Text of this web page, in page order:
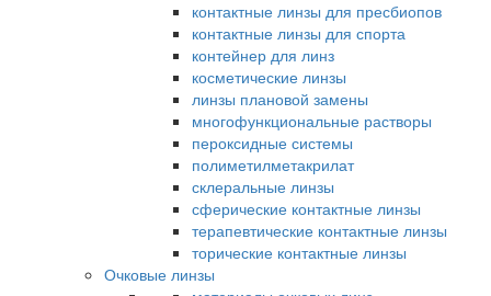
контактные линзы для пресбиопов
контактные линзы для спорта
контейнер для линз
косметические линзы
линзы плановой замены
многофункциональные растворы
пероксидные системы
полиметилметакрилат
склеральные линзы
сферические контактные линзы
терапевтические контактные линзы
торические контактные линзы
Очковые линзы